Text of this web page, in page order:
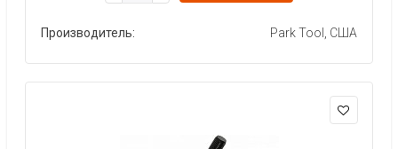
Производитель: Park Tool, США